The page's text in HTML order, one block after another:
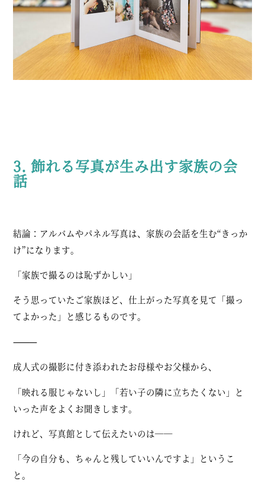
3. 飾れる写真が生み出す家族の会
話
結論：アルバムやパネル写真は、家族の会話を生む“きっか
け”になります。
「家族で撮るのは恥ずかしい」
そう思っていたご家族ほど、仕上がった写真を見て「撮っ
てよかった」と感じるものです。
⸻
成人式の撮影に付き添われたお母様やお父様から、
「映れる服じゃないし」「若い子の隣に立ちたくない」と
いった声をよくお聞きします。
けれど、写真館として伝えたいのは――
「今の自分も、ちゃんと残していいんですよ」というこ
と。